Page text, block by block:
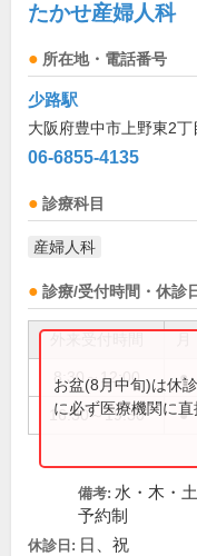
たかせ産婦人科
所在地・電話番号
少路駅
大阪府豊中市上野東2
06-6855-4135
診療科目
産婦人科
診療/受付時間・休診
8:30～12:00 ●
16:30～19:30 ●
お盆(8月中旬)は休
に必ず医療機関に直
備考: 水・木・
予約制
休診日: 日、祝